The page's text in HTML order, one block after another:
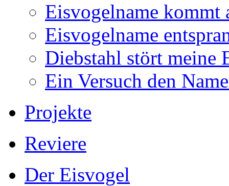
Eisvogelname kommt
Eisvogelname
Diebstahl stört meine
Ein Versuch den
Projekte
Reviere
Der Eisvogel